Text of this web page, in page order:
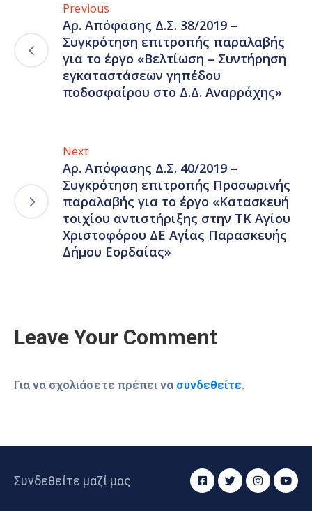
Previous
Αρ. Απόφασης Δ.Σ. 38/2019 –
Συγκρότηση επιτροπής παραλαβής
για το έργο «Βελτίωση – Συντήρηση
εγκαταστάσεων γηπέδου
ποδοσφαίρου στο Δ.Δ. Αναρράχης»
Next
Αρ. Απόφασης Δ.Σ. 40/2019 –
Συγκρότηση επιτροπής Προσωρινής
παραλαβής για το έργο «Κατασκευή
τοιχίου αντιστήριξης στην ΤΚ Αγίου
Χριστοφόρου ΔΕ Αγίας Παρασκευής
Δήμου Εορδαίας»
Leave Your Comment
Για να σχολιάσετε πρέπει να συνδεθείτε.
Συνδεθείτε μαζί μας